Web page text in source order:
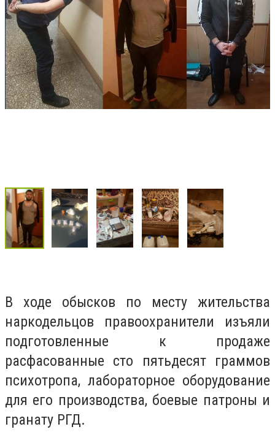
В ходе обысков по месту жительства
наркодельцов правоохранители изъяли
подготовленные к продаже
расфасованные сто пятьдесят граммов
психотропа, лабораторное оборудование
для его производства, боевые патроны и
гранату РГД.